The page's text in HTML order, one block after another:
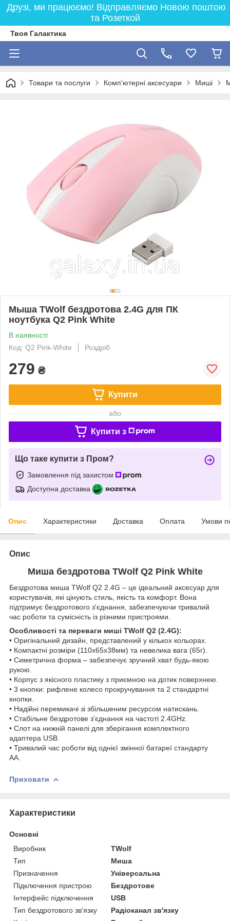
Друзі, ми працюємо! Відправляємо Новою поштою
та Розеткой
Твоя Галактика
Товари та послуги Комп'ютерні аксесуари Миші
Мыша TWolf бездротова 2.4G для ПК
ноутбука Q2 Pink White
В наявності
Код: Q2 Pink-White
Роздріб
279 ₴
Купити
або
Купити з
Що таке купити з Пром?
Замовлення під захистом
Доступна доставка
Опис Характеристики Доставка Оплата Умови
Опис
Миша бездротова TWolf Q2 Pink White
Бездротова миша TWolf Q2 2.4G – це ідеальний аксесуар для
користувачів, які цінують стиль, якість та комфорт. Вона
підтримує бездротового з'єднання, забезпечуючи тривалий
час роботи та сумісність із різними пристроями.
Особливості та переваги миші TWolf Q2 (2.4G):
• Оригінальний дизайн, представлений у кількох кольорах.
• Компактні розміри (110x65x38мм) та невелика вага (65г).
• Симетрична форма – забезпечує зручний хват будь-якою
рукою.
• Корпус з якісного пластику з приємною на дотик поверхнею.
• 3 кнопки: рифлене колесо прокручування та 2 стандартні
кнопки.
• Надійні перемикачі зі збільшеним ресурсом натискань.
• Стабільне бездротове з'єднання на частоті 2.4GHz.
• Слот на нижній панелі для зберігання комплектного
адаптера USB.
• Тривалий час роботи від однієї змінної батареї стандарту
АА.
Приховати
Характеристики
Основні
Виробник
TWolf
Тип
Миша
Призначення
Універсальна
Підключення пристрою
Бездротове
Інтерфейс підключення
USB
Тип бездротового зв'язку
Радіоканал зв'язку